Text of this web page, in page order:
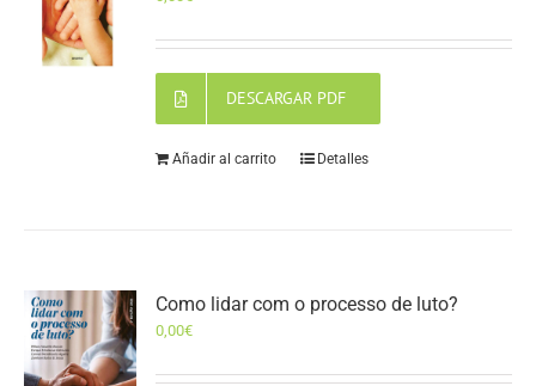
DESCARGAR PDF
Añadir al carrito Detalles
Como lidar com o processo de luto?
0,00€